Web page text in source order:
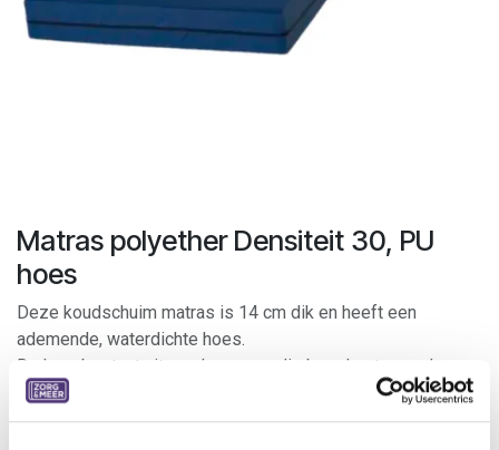
Matras polyether Densiteit 30, PU
hoes
Deze koudschuim matras is 14 cm dik en heeft een
ademende, waterdichte hoes.
De kern bestaat uit een hoogwaardig brandvertragend
CMHR schuim, met een densiteit van 25 kg/m³.
Deze matras wordt dus het beste gebruikt voor kort